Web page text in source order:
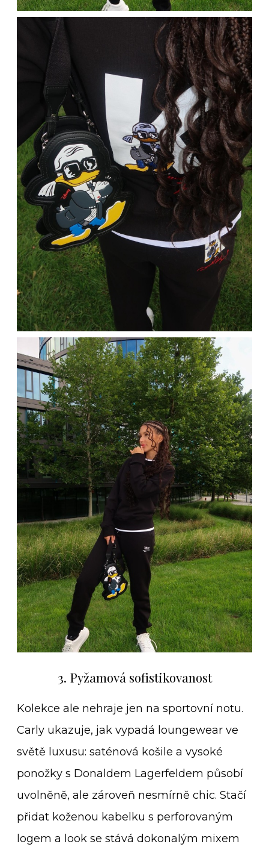
3. Pyžamová sofistikovanost
Kolekce ale nehraje jen na sportovní notu.
Carly ukazuje, jak vypadá loungewear ve
světě luxusu: saténová košile a vysoké
ponožky s Donaldem Lagerfeldem působí
uvolněně, ale zároveň nesmírně chic. Stačí
přidat koženou kabelku s perforovaným
logem a look se stává dokonalým mixem